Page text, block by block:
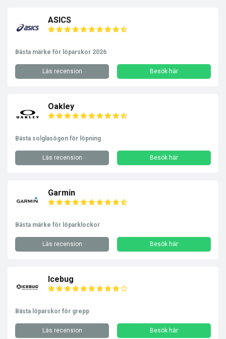
ASICS
Bästa märke för löparskor 2026
Läs recension Besök här
Oakley
Bästa solglasögon för löpning
Läs recension Besök här
Garmin
Bästa märke för löparklockor
Läs recension Besök här
Icebug
Bästa löparskor för grepp
Läs recension Besök här